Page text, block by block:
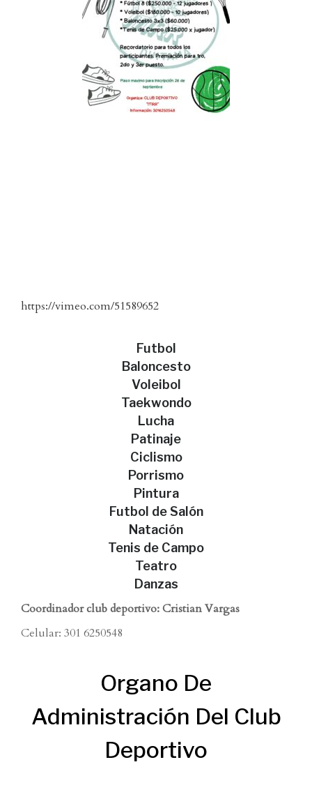
https://vimeo.com/51589652
Futbol
Baloncesto
Voleibol
Taekwondo
Lucha
Patinaje
Ciclismo
Porrismo
Pintura
Futbol de Salón
Natación
Tenis de Campo
Teatro
Danzas
Coordinador club deportivo:Cristian Vargas
Celular: 301 6250548
Organo De
Administración Del Club
Deportivo